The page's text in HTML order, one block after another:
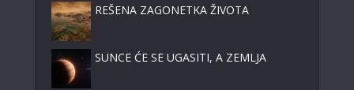
REŠENA ZAGONETKA ŽIVOTA
SUNCE ĆE SE UGASITI, A ZEMLJA